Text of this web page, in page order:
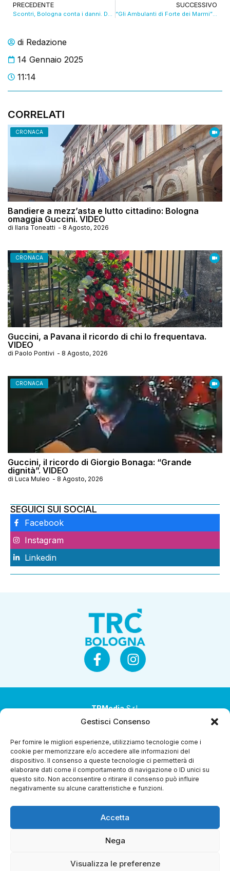
Gestisci Consenso
Per fornire le migliori esperienze, utilizziamo tecnologie come i
cookie per memorizzare e/o accedere alle informazioni del
dispositivo. Il consenso a queste tecnologie ci permetterà di
elaborare dati come il comportamento di navigazione o ID unici su
questo sito. Non acconsentire o ritirare il consenso può influire
negativamente su alcune caratteristiche e funzioni.
Accetta
Nega
Visualizza le preferenze
di Redazione
14 Gennaio 2025
11:14
CORRELATI
CRONACA
Bandiere a mezz’asta e lutto cittadino: Bologna
omaggia Guccini. VIDEO
di Ilaria Toneatti - 8 Agosto, 2026
CRONACA
Guccini, a Pavana il ricordo di chi lo frequentava.
VIDEO
di Paolo Pontivi - 8 Agosto, 2026
CRONACA
Guccini, il ricordo di Giorgio Bonaga: “Grande
dignità”. VIDEO
di Luca Muleo - 8 Agosto, 2026
PRECEDENTE SUCCESSIVO
“Gli Ambulanti di Forte dei Marmi” a BOLOGNA FIERE domenica 19 gennaio
SEGUICI SUI SOCIAL
Facebook
Instagram
Linkedin
TRMediaS.r.l.
Società a socio unico
Società sottoposta ad attività di direzione e
coordinamento da parte di Coop Alleanza 3.0 Soc. Coop.
Sede legale: via Ragazzi del ’99 nr. 51 42124 Reggio Emilia
(RE)
Capitale sociale € 1.040.000 i.v.
Diretta Streaming